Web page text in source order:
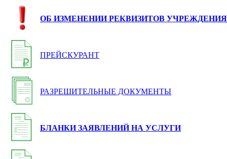
ОБ ИЗМЕНЕНИИ РЕКВИЗИТОВ УЧРЕЖДЕНИЯ
ПРЕЙСКУРАНТ
РАЗРЕШИТЕЛЬНЫЕ ДОКУМЕНТЫ
БЛАНКИ ЗАЯВЛЕНИЙ НА УСЛУГИ